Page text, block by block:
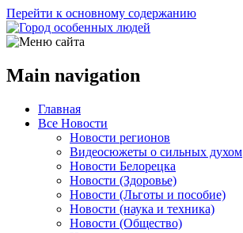
Перейти к основному содержанию
Main navigation
Главная
Все Новости
Новости регионов
Видеосюжеты о сильных духом
Новости Белорецка
Новости (Здоровье)
Новости (Льготы и пособие)
Новости (наука и техника)
Новости (Общество)